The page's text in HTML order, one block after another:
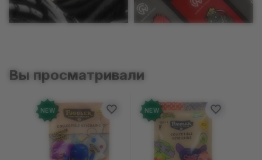
Вы просматривали
NEW NEW